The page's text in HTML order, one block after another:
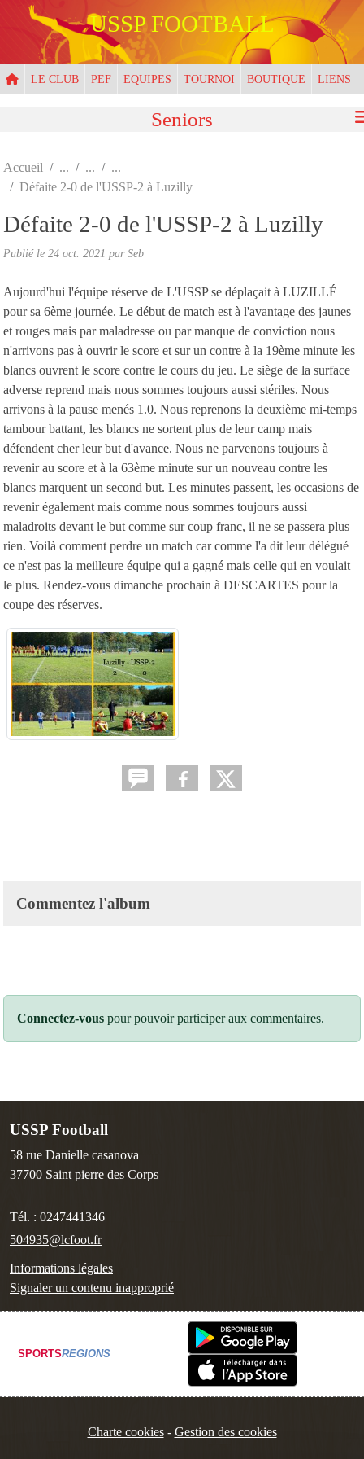
USSP FOOTBALL
LE CLUB PEF EQUIPES TOURNOI BOUTIQUE LIENS
Seniors
Accueil
Défaite 2-0 de l'USSP-2 à Luzilly
Défaite 2-0 de l'USSP-2 à Luzilly
Publié le 24 oct. 2021 parSeb
Aujourd'hui l'équipe réserve de L'USSP se déplaçait à LUZILLÉ
pour sa 6ème journée. Le début de match est à l'avantage des jaunes
et rouges mais par maladresse ou par manque de conviction nous
n'arrivons pas à ouvrir le score et sur un contre à la 19ème minute les
blancs ouvrent le score contre le cours du jeu. Le siège de la surface
adverse reprend mais nous sommes toujours aussi stériles. Nous
arrivons à la pause menés 1.0. Nous reprenons la deuxième mi-temps
tambour battant, les blancs ne sortent plus de leur camp mais
défendent cher leur but d'avance. Nous ne parvenons toujours à
revenir au score et à la 63ème minute sur un nouveau contre les
blancs marquent un second but. Les minutes passent, les occasions de
revenir également mais comme nous sommes toujours aussi
maladroits devant le but comme sur coup franc, il ne se passera plus
rien. Voilà comment perdre un match car comme l'a dit leur délégué
ce n'est pas la meilleure équipe qui a gagné mais celle qui en voulait
le plus. Rendez-vous dimanche prochain à DESCARTES pour la
coupe des réserves.
Commentez l'album
Connectez-vous pour pouvoir participer aux commentaires.
USSP Football
58 rue Danielle casanova
37700 Saint pierre des Corps
Tél. : 0247441346
504935@lcfoot.fr
Informations légales
Signaler un contenu inapproprié
SPORTSREGIONS
Charte cookies Gestion des cookies
Panneau de gestion des cookies